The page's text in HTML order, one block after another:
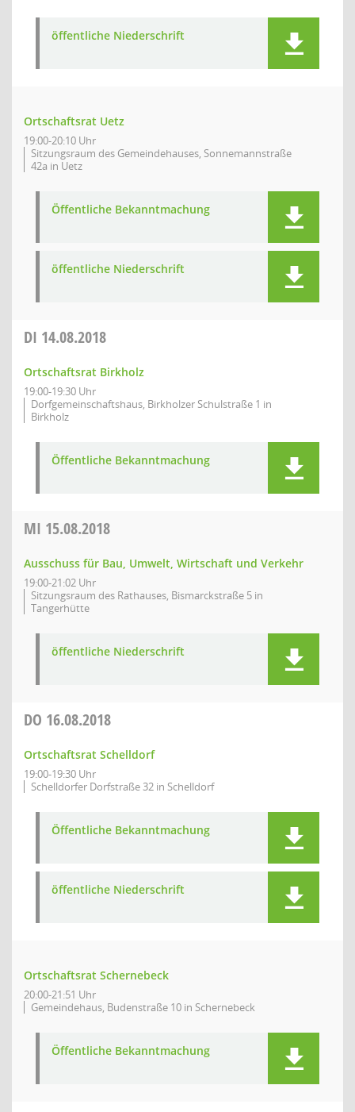
öffentliche Niederschrift
Ortschaftsrat Uetz
19:00-20:10 Uhr
Sitzungsraum des Gemeindehauses, Sonnemannstraße
42a in Uetz
Öffentliche Bekanntmachung
öffentliche Niederschrift
DI 14.08.2018
Ortschaftsrat Birkholz
19:00-19:30 Uhr
Dorfgemeinschaftshaus, Birkholzer Schulstraße 1 in
Birkholz
Öffentliche Bekanntmachung
MI 15.08.2018
Ausschuss für Bau, Umwelt, Wirtschaft und Verkehr
19:00-21:02 Uhr
Sitzungsraum des Rathauses, Bismarckstraße 5 in
Tangerhütte
öffentliche Niederschrift
DO 16.08.2018
Ortschaftsrat Schelldorf
19:00-19:30 Uhr
Schelldorfer Dorfstraße 32 in Schelldorf
Öffentliche Bekanntmachung
öffentliche Niederschrift
Ortschaftsrat Schernebeck
20:00-21:51 Uhr
Gemeindehaus, Budenstraße 10 in Schernebeck
Öffentliche Bekanntmachung